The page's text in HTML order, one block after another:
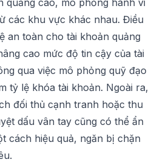
quảng cáo, mô phỏng hành vi
các khu vực khác nhau. Điều
an toàn cho tài khoản quảng
cao mức độ tin cậy của tài
qua việc mô phỏng quỹ đạo
tỷ lệ khóa tài khoản. Ngoài ra,
đối thủ cạnh tranh hoặc thu
dấu vân tay cũng có thể ẩn
cách hiệu quả, ngăn bị chặn